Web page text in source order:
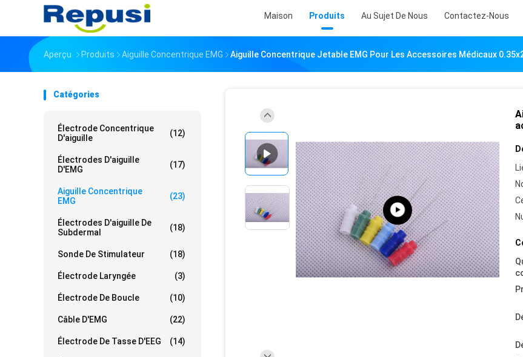
Maison Produits Au Sujet De Nous Contactez-Nous
Aperçu Produits Aiguille Concentrique EMG Aiguille Concentrique Jetable EMG Pour Les Accessoires Médicaux
Catégories
Électrode Concentrique
D'aiguille
(12)
Électrodes D'aiguille
D'EMG
(17)
Aiguille Concentrique
EMG
(23)
Électrodes D'aiguille De
Subdermal
(18)
Sonde De Stimulateur (18)
Électrode Laryngée (3)
Électrode De Boucle (10)
Câble D'EMG (22)
Électrode De Tasse D'EEG (14)